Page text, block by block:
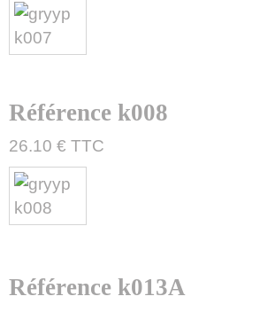
Référence k008
26.10 € TTC
Référence k013A